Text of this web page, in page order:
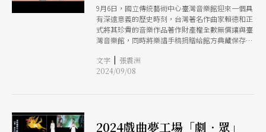
9月6日，國立傳統藝術中心臺灣音樂館迎來一個具
有深遠意義的歷史時刻，台灣著名作曲家賴德和正
式將其珍貴的音樂作品著作財產權全數無償讓與臺
灣音樂館，同時將樂譜手稿捐贈給館方典藏保存。
諾，更為臺灣音樂館在保存與推廣台灣音樂資產的
使命上，增添了一項重要的文化瑰寶。
文字 | 張震洲
2024/09/08
2024戲曲夢工場「劇．眾」